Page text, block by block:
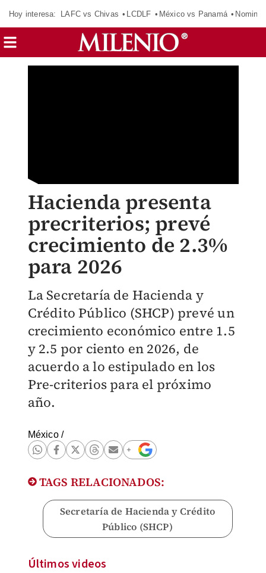
Hoy interesa: LAFC vs Chivas LCDLF México vs Panamá
Hacienda presenta
precriterios; prevé
crecimiento de 2.3%
para 2026
La Secretaría de Hacienda y
Crédito Público (SHCP) prevé un
crecimiento económico entre 1.5
y 2.5 por ciento en 2026, de
acuerdo a lo estipulado en los
Pre-criterios para el próximo
año.
México/
TAGS RELACIONADOS:
Secretaría de Hacienda y Crédito
Público (SHCP)
Últimos videos